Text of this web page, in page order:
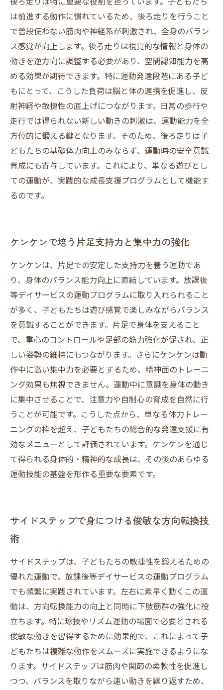
は前進する動作に慣れているため、後ろ走りを行うこと
で普段使わない筋肉や神経系が刺激され、全身のバラン
ス感覚が向上します。後ろ走りは視覚的な情報と身体の
動きを逆方向に調整する必要があり、空間認知能力を高
める効果が期待できます。特に運動発達段階にある子ど
もにとって、こうした負荷は脳と体の連携を促進し、反
射神経や敏捷性の底上げにつながります。日常の歩行や
走行では得られない新しい動きの刺激は、運動能力を全
方位的に鍛える鍵となります。そのため、後ろ走りは子
どもたちの基礎体力向上のみならず、運動時の安全意識
育成にも寄与しています。これにより、単なる遊びとし
ての運動が、実践的な成長支援プログラムとして機能す
るのです。
ケンケンで培う片足支持力と集中力の強化
ケンケンは、片足での安定した支持力を養う運動であ
り、身体のバランス能力向上に直結しています。放課後
等デイサービスの運動プログラムに取り入れられること
が多く、子どもたちは遊び感覚で楽しみながらバランス
を意識することができます。片足で身体を支えること
で、重心のコントロールや足部の筋力強化が促され、正
しい姿勢の維持にもつながります。さらにケンケンは動
作中に高い集中力を必要とするため、精神面のトレーニ
ング効果も無視できません。運動中に意識を身体の動き
に集中させることで、注意力や自制心の育成を自然に行
うことが可能です。こうした点から、単なる体力トレー
ニングの枠を超え、子どもたちの総合的な発達支援に有
効なメニューとして評価されています。ケンケンを通じ
て得られる身体的・精神的な成長は、その後のあらゆる
運動技能の基盤を形作る重要な要素です。
サイドステップで身につける俊敏な方向転換技
術
サイドステップは、子どもたちの敏捷性を鍛えるための
優れた運動で、放課後等デイサービスの運動プログラム
でも頻繁に実践されています。左右に素早く動くこの運
動は、方向転換能力の向上と同時に下肢筋群の強化に役
立ちます。特に球技やリズム運動の場面で必要とされる
俊敏な動きを習得するために効果的で、これによって子
どもたちは複雑な動作をスムーズに実施できるようにな
ります。サイドステップは筋肉や関節の柔軟性を促進し
つつ、バランスを取りながら速い動きを繰り返すため、